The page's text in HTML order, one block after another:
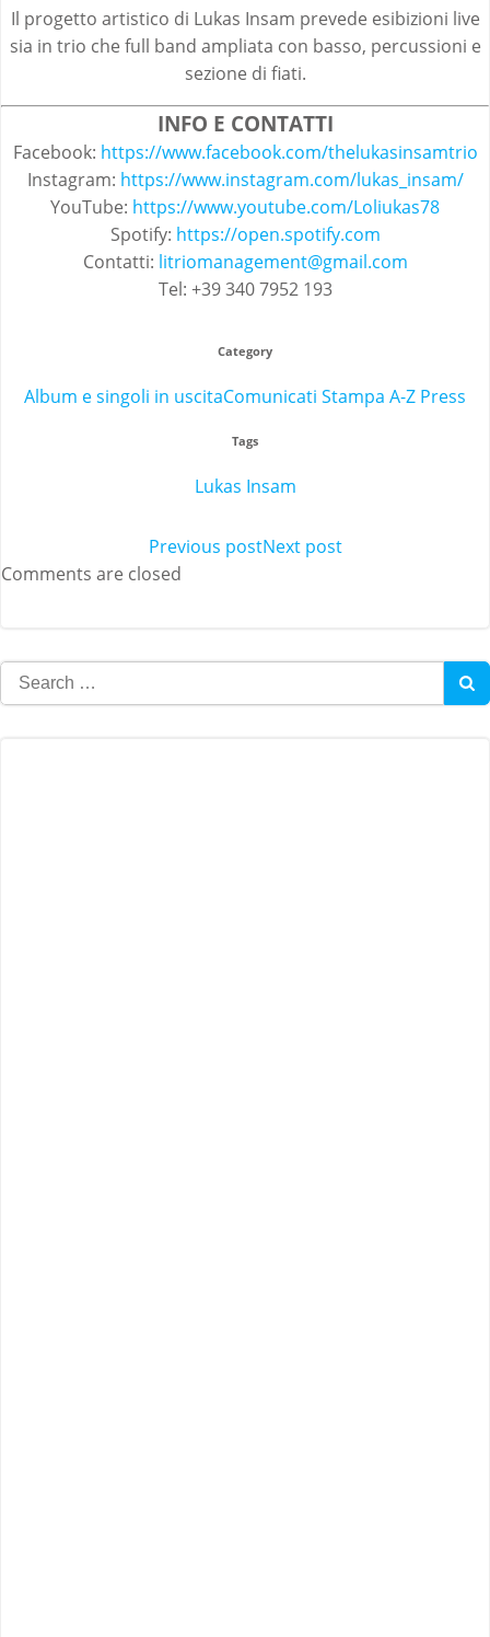
Il progetto artistico di Lukas Insam prevede esibizioni live
sia in trio che full band ampliata con basso, percussioni e
sezione di fiati.
INFO E CONTATTI
Facebook: https://www.facebook.com/thelukasinsamtrio
Instagram: https://www.instagram.com/lukas_insam/
YouTube: https://www.youtube.com/Loliukas78
Spotify: https://open.spotify.com
Contatti: litriomanagement@gmail.com
Tel: +39 340 7952 193
Category
Album e singoli in uscitaComunicati Stampa A-Z Press
Tags
Lukas Insam
Post
Previous postPost
Next post
Comments are closed
Search
for: